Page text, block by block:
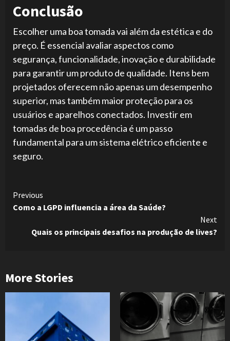
Conclusão
Escolher uma boa tomada vai além da estética e do
preço. É essencial avaliar aspectos como
segurança, funcionalidade, inovação e durabilidade
para garantir um produto de qualidade. Itens bem
projetados oferecem não apenas um desempenho
superior, mas também maior proteção para os
usuários e aparelhos conectados. Investir em
tomadas de boa procedência é um passo
fundamental para um sistema elétrico eficiente e
seguro.
Continue
Reading
Previous
Como a LGPD influencia a área da Saúde?
Next
Quais os principais desafios na produção de lives?
More Stories